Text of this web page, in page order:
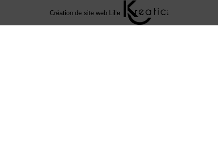
Création de site web Lille